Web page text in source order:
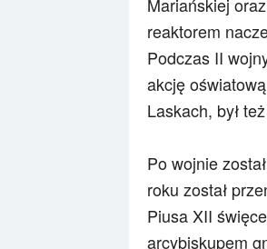
reaktorem
Podczas II
akcję
Laskach, był
Po wojnie
roku został
Piusa XII
arcybiskupem